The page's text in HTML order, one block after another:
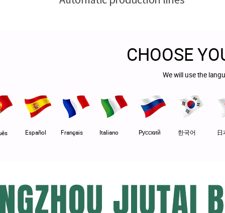
CHOOSE
We will use the
Español Français Italiano Pусский 한국어 日